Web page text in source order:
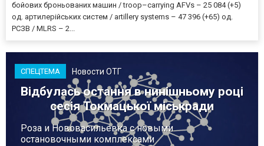
бойових броньованих машин / troop–carrying AFVs – 25 084 (+5)
од. артилерійських систем / artillery systems – 47 396 (+65) од.
РСЗВ / MLRS – 2...
СПЕЦТЕМА Новости ОТГ
Відбулась остання в нинішньому році
сесія Токмацької міськради
Роза и Нововасильевка с новыми
остановочными комплексами